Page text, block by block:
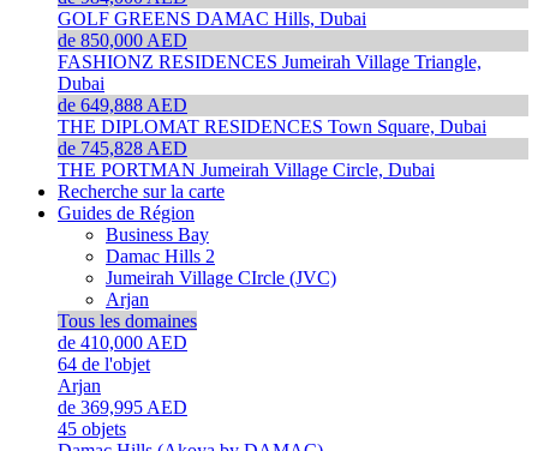
GOLF GREENS DAMAC Hills, Dubai
de 850,000 AED
FASHIONZ RESIDENCES Jumeirah Village Triangle,
Dubai
de 649,888 AED
THE DIPLOMAT RESIDENCES Town Square, Dubai
de 745,828 AED
THE PORTMAN Jumeirah Village Circle, Dubai
Recherche sur la carte
Guides de Région
Business Bay
Damac Hills 2
Jumeirah Village CIrcle (JVC)
Arjan
Tous les domaines
de 410,000 AED
64 de l'objet
Arjan
de 369,995 AED
45 objets